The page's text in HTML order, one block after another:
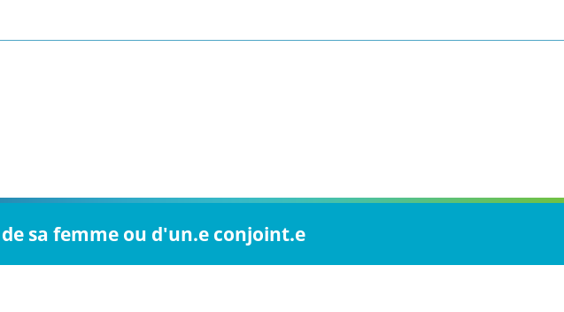
sa femme ou d'un.e conjoint.e